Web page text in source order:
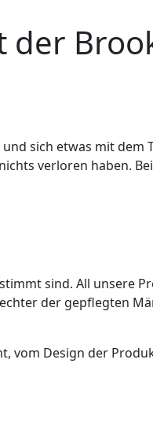
sich etwas mit dem
verloren haben.
sind. All unsere
der gepflegten
vom Design der